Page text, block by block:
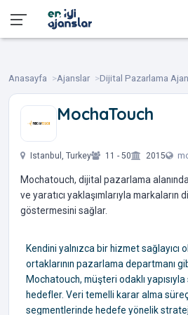
Anasayfa Ajanslar Dijital Pazarlama
MochaTouch
Istanbul, Turkey 11 - 50 2015
Mochatouch, dijital pazarlama
ve yaratıcı yaklaşımlarıyla markaların
göstermesini sağlar.
Kendini yalnızca bir hizmet sağlayıcı
ortaklarının pazarlama departmanı
Mochatouch, müşteri odaklı
hedefler. Veri temelli karar alma
segmentlerinde hedefe yönelik